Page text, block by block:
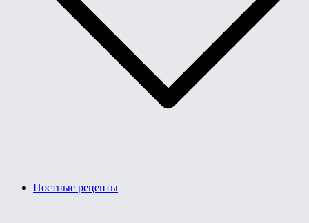
Постные рецепты